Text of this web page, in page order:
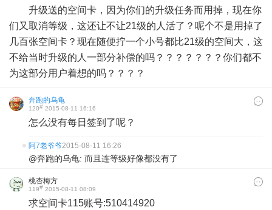
升级送的空间卡，因为你们的升级任务而用掉，现在你
们又取消等级，这还让不让21级的人活了？呢个不是用掉了
几百张空间卡？现在随便拧一个小号都比21级的空间大，这
不给当时升级的人一部分补偿的吗？？？？？？？你们都不
为这部分用户着想的吗？？？？
奔跑的乌龟
120# 2015-08-11 16:16
怎么没有每日签到了呢？
阿7老爷爷2015-08-11 16:26
@奔跑的乌龟: 而且连等级好像都没有了
桃杏梅方
119# 2015-08-11 08:09
求空间卡115账号:510414920